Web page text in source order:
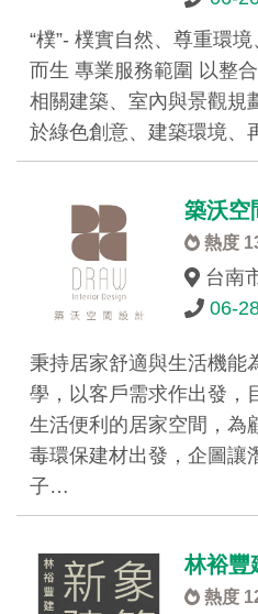
“樸”- 樸實自然、尊重環
而生 專業服務範圍 以整
相關建築、室內與景觀規
於綠色創意、建築環境、
築沃空
熱度
台南
06-
秉持居家舒適與生活機能
學，以客戶需求作出發，
生活便利的居家空間，為
毒環保建材出發，企圖讓
子…
林裕豐
熱度